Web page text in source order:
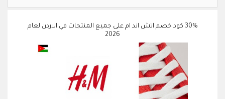
30% كود خصم اتش اند ام على جميع المنتجات في الاردن لعام
2026